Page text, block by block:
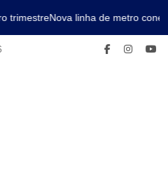
trimestreNova linha de metro